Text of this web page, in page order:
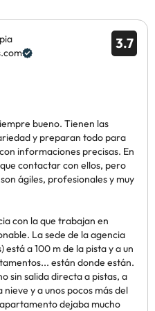
3.7
bueno. Tienen las
y preparan todo para
informaciones precisas. En
contactar con ellos, pero
ágiles, profesionales y muy
con la que trabajan en
La sede de la agencia
está a 100 m de la pista y a un
están donde están.
sin salida directa a pistas, a
y a unos pocos más del
dejaba mucho